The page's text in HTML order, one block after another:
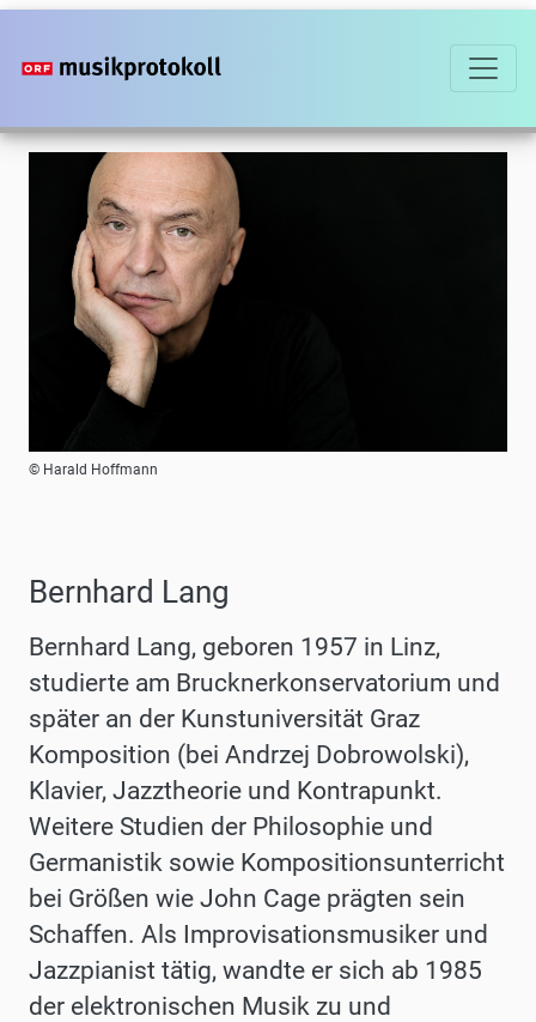
Direkt
zum
© Harald Hoffmann
Bernhard Lang
Bernhard Lang, geboren 1957 in Linz,
studierte am Brucknerkonservatorium und
später an der Kunstuniversität Graz
Komposition (bei Andrzej Dobrowolski),
Klavier, Jazztheorie und Kontrapunkt.
Weitere Studien der Philosophie und
Germanistik sowie Kompositionsunterricht
bei Größen wie John Cage prägten sein
Schaffen. Als Improvisationsmusiker und
Jazzpianist tätig, wandte er sich ab 1985
der elektronischen Musik zu und